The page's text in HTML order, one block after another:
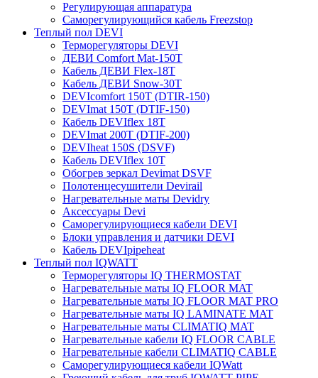
Регулирующая аппаратура
Cаморегулирующийся кабель Freezstop
Теплый пол DEVI
Терморегуляторы DEVI
ДЕВИ Comfort Mat-150T
Кабель ДЕВИ Flex-18T
Кабель ДЕВИ Snow-30T
DEVIcomfort 150T (DTIR-150)
DEVImat 150T (DTIF-150)
Кабель DEVIflex 18T
DEVImat 200T (DTIF-200)
DEVIheat 150S (DSVF)
Кабель DEVIflex 10T
Обогрев зеркал Devimat DSVF
Полотенцесушители Devirail
Нагревательные маты Devidry
Аксессуары Devi
Саморегулирующиеся кабели DEVI
Блоки управления и датчики DEVI
Кабель DEVIpipeheat
Теплый пол IQWATT
Терморегуляторы IQ THERMOSTAT
Нагревательные маты IQ FLOOR MAT
Нагревательные маты IQ FLOOR MAT PRO
Нагревательные маты IQ LAMINATE MAT
Нагревательные маты CLIMATIQ MAT
Нагревательные кабели IQ FLOOR CABLE
Нагревательные кабели CLIMATIQ CABLE
Саморегулирующиеся кабели IQWatt